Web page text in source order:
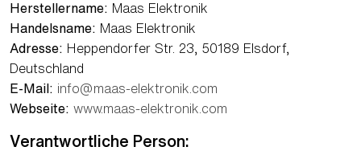
Herstellername: Maas Elektronik
Handelsname: Maas Elektronik
Adresse: Heppendorfer Str. 23, 50189 Elsdorf,
Deutschland
E-Mail: info@maas-elektronik.com
Webseite: www.maas-elektronik.com
Verantwortliche Person: